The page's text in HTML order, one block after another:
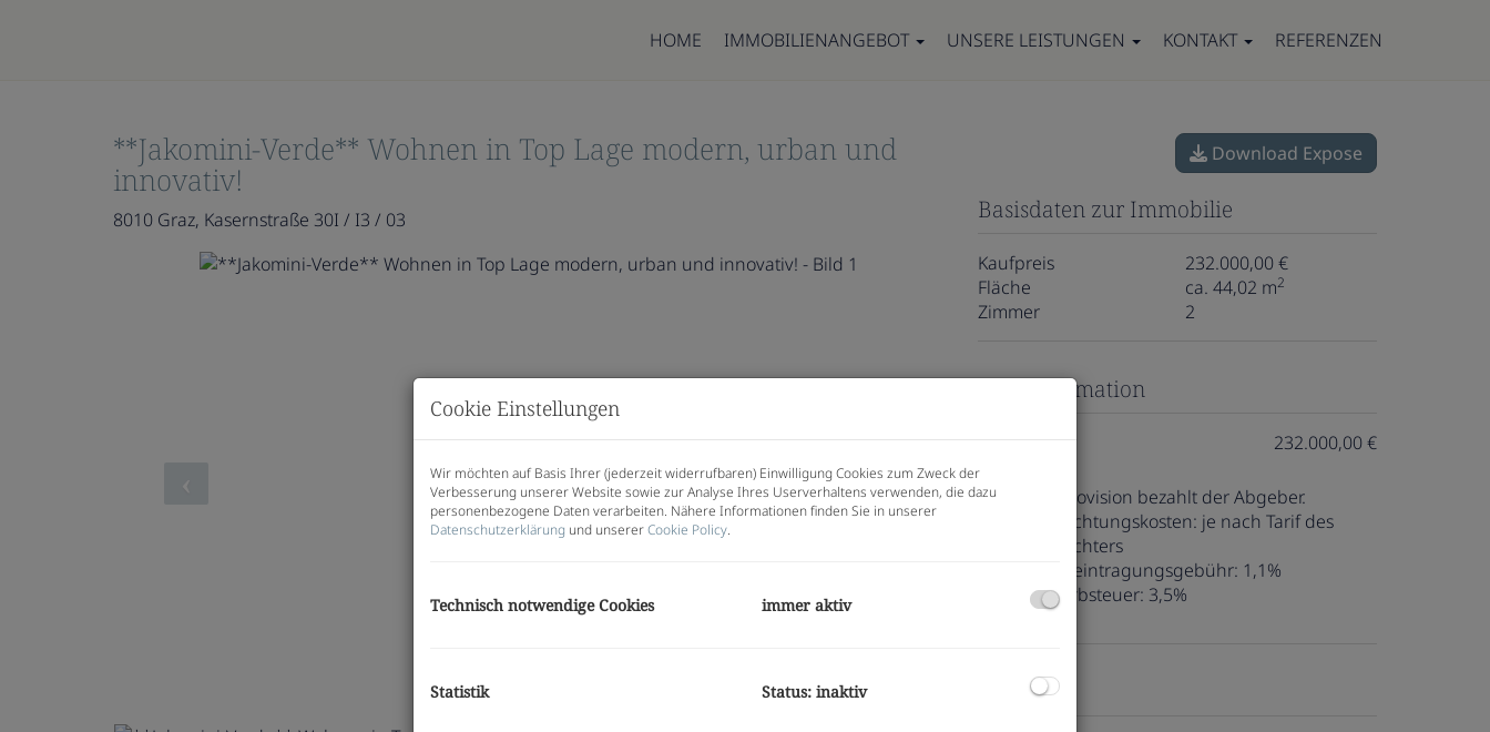
HOME IMMOBILIENANGEBOT UNSERE LEISTUNGEN KONTAKT REFERENZEN
**Jakomini-Verde** Wohnen in Top Lage modern, urban und
innovativ!
8010 Graz, Kasernstraße 30I / I3 / 03
Download Expose
Basisdaten zur Immobilie
Kaufpreis
232.000,00 €
Fläche
ca. 44,02 m2
Zimmer 2
Preisinformation
Kaufpreis: 232.000,00 €
Provision:
Provision bezahlt der Abgeber.
Vertragserrichtungskosten: je nach Tarif des
Vertragserrichters
Grundbucheintragungsgebühr: 1,1%
Grunderwerbsteuer: 3,5%
Eckdaten
Cookie Einstellungen
Wir möchten auf Basis Ihrer (jederzeit widerrufbaren) Einwilligung Cookies zum Zweck der
Verbesserung unserer Website sowie zur Analyse Ihres Userverhaltens verwenden, die dazu
personenbezogene Daten verarbeiten. Nähere Informationen finden Sie in unserer
Datenschutzerklärung und unsererCookie Policy.
Technisch notwendige Cookies immer aktiv
Statistik Status: inaktiv